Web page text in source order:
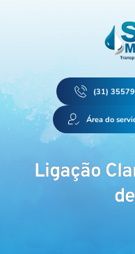
(31)
Área do
Ligação